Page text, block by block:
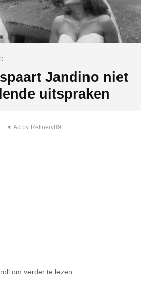
Jandino niet
uitspraken
▼ Ad by Refinery89
om verder te lezen